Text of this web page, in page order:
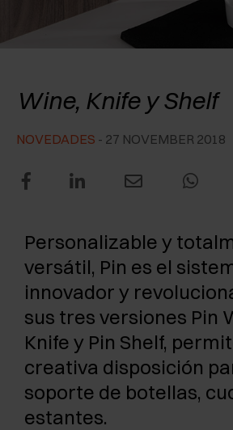
EXCESSORIES - CONSERVAR
EXCESSORIES - EXTRAER
EXCESSORIES - ESTANTES
PIN, SISTEMA PARA LA
SISTEMAS PARA PUERTAS
AMORTIGUADORES EXTERNOS
RECONOCIMIENTOS
Wine, Knife y Shelf
NOVEDADES - 27 NOVEMBER 2018
Personalizable y
versátil, Pin es el
innovador y
sus tres versiones Pin
Knife y Pin Shelf,
creativa disposición
soporte de botellas,
estantes.